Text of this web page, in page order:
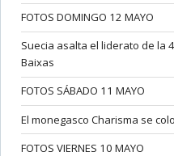
FOTOS DOMINGO 12 MAYO
Suecia asalta el liderato de la
Baixas
FOTOS SÁBADO 11 MAYO
El monegasco Charisma se
FOTOS VIERNES 10 MAYO